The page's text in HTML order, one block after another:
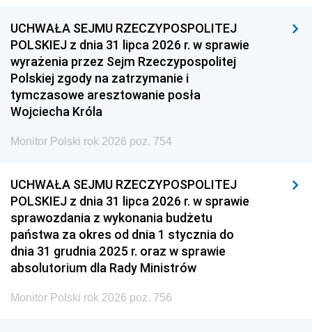
UCHWAŁA SEJMU RZECZYPOSPOLITEJ
POLSKIEJ z dnia 31 lipca 2026 r. w sprawie
wyrażenia przez Sejm Rzeczypospolitej
Polskiej zgody na zatrzymanie i
tymczasowe aresztowanie posła
Wojciecha Króla
Monitor Polski rok 2026 poz. 754
UCHWAŁA SEJMU RZECZYPOSPOLITEJ
POLSKIEJ z dnia 31 lipca 2026 r. w sprawie
sprawozdania z wykonania budżetu
państwa za okres od dnia 1 stycznia do
dnia 31 grudnia 2025 r. oraz w sprawie
absolutorium dla Rady Ministrów
Monitor Polski rok 2026 poz. 756